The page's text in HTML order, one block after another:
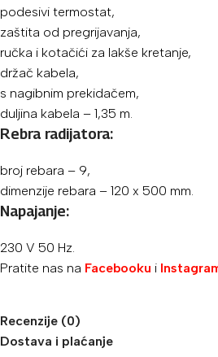
podesivi termostat,
zaštita od pregrijavanja,
ručka i kotačići za lakše kretanje,
držač kabela,
s nagibnim prekidačem,
duljina kabela – 1,35 m.
Rebra radijatora:
broj rebara – 9,
dimenzije rebara – 120 x 500 mm.
Napajanje:
230 V 50 Hz.
Pratite nas na Facebooku i
Recenzije (0)
Dostava i plaćanje